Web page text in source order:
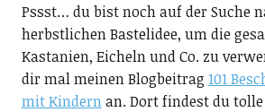
Pssst… du bist noch auf der Suche
herbstlichen Bastelidee, um die
Kastanien, Eicheln und Co. zu
dir mal meinen Blogbeitrag 101
mit Kindernan. Dort findest du tolle